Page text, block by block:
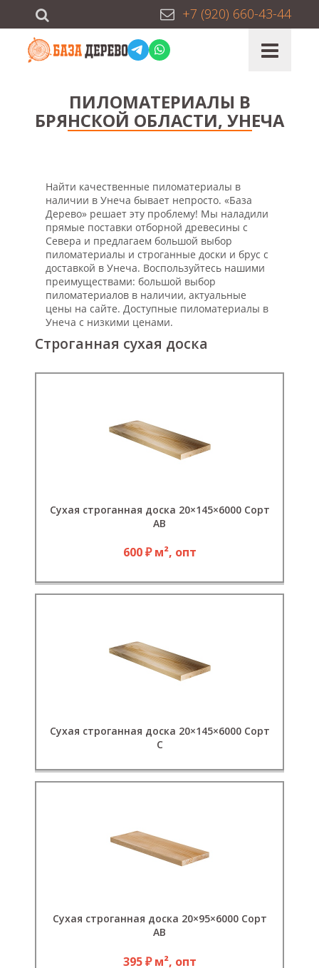
+7 (920) 660-43-44
ПИЛОМАТЕРИАЛЫ В
БРЯНСКОЙ ОБЛАСТИ, УНЕЧА
Найти качественные пиломатериалы в
наличии в Унеча бывает непросто. «База
Дерево» решает эту проблему! Мы наладили
прямые поставки отборной древесины с
Севера и предлагаем большой выбор
пиломатериалы и строганные доски и брус с
доставкой в Унеча. Воспользуйтесь нашими
преимуществами: большой выбор
пиломатериалов в наличии, актуальные
цены на сайте. Доступные пиломатериалы в
Унеча с низкими ценами.
Строганная сухая доска
Сухая строганная доска 20×145×6000 Сорт
АВ
600 ₽ м², опт
Сухая строганная доска 20×145×6000 Сорт
С
Сухая строганная доска 20×95×6000 Сорт
АВ
395 ₽ м², опт